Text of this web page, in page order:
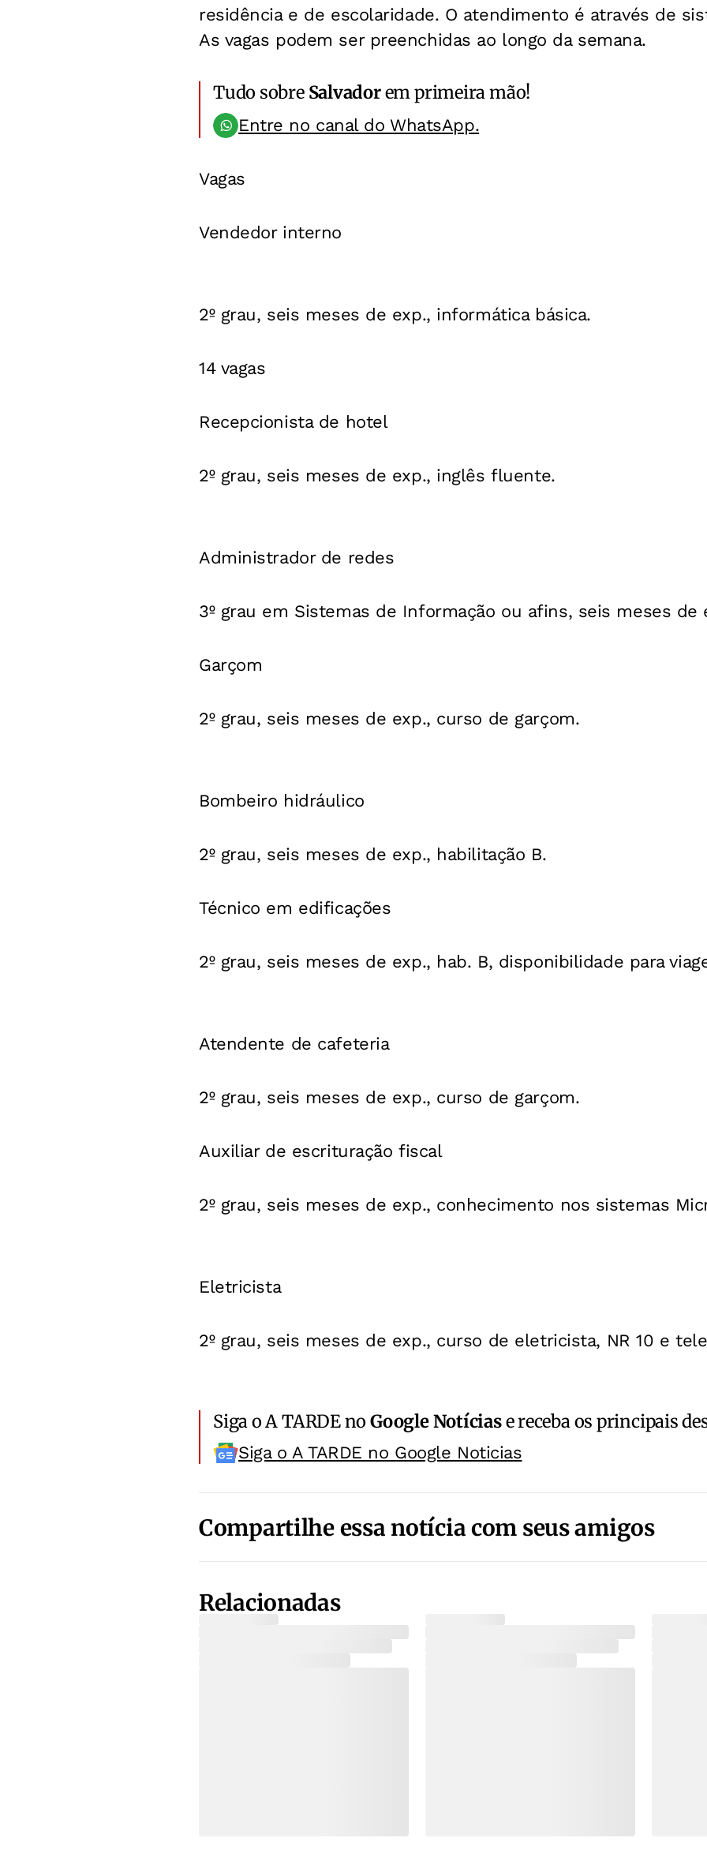
residência e de escolaridade. O atendimento é através de
As vagas podem ser preenchidas ao longo da semana.
Tudo sobre Salvadorem primeira mão!
Entre no canal do WhatsApp.
Vagas
Vendedor interno
2º grau, seis meses de exp., informática básica.
14 vagas
Recepcionista de hotel
2º grau, seis meses de exp., inglês fluente.
Administrador de redes
3º grau em Sistemas de Informação ou afins, seis meses de
Garçom
2º grau, seis meses de exp., curso de garçom.
Bombeiro hidráulico
2º grau, seis meses de exp., habilitação B.
Técnico em edificações
2º grau, seis meses de exp., hab. B, disponibilidade para
Atendente de cafeteria
2º grau, seis meses de exp., curso de garçom.
Auxiliar de escrituração fiscal
2º grau, seis meses de exp., conhecimento nos sistemas
Eletricista
2º grau, seis meses de exp., curso de eletricista, NR 10 e
Siga o A TARDE noGoogle Notíciase receba os principais
Siga o A TARDE no Google Noticias
Compartilhe essa notícia com seus amigos
Relacionadas